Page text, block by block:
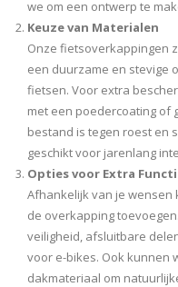
we om een ontwerp te
Keuze van Materialen
Onze fietsoverkappingen
een duurzame en stevige
fietsen. Voor extra
met een poedercoating of
bestand is tegen roest en
geschikt voor jarenlang
Opties voor Extra
Afhankelijk van je
de overkapping
veiligheid, afsluitbare
voor e-bikes. Ook kunnen
dakmateriaal om